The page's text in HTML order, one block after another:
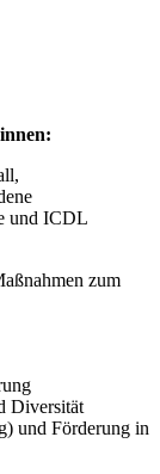
und ICDL
zum
Diversität
und Förderung in